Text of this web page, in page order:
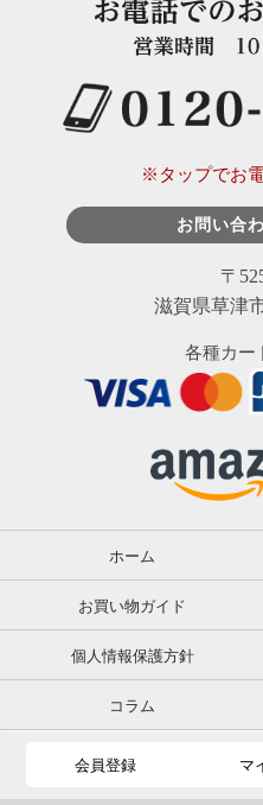
※タップでお
お問い合
〒
滋賀県草津
各種カー
ホーム
お買い物ガイド
個人情報保護方針
コラム
会員登録 マ